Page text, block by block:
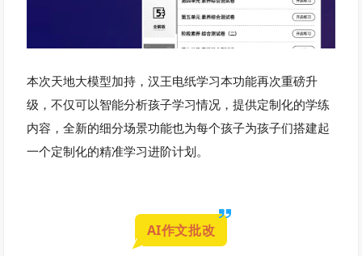
本次天地大模型加持，汉王电纸学习本功能再次重磅升
级，不仅可以智能分析孩子学习情况，提供定制化的学练
内容，全新的细分场景功能也为每个孩子为孩子们搭建起
一个定制化的精准学习进阶计划。
AI作文批改